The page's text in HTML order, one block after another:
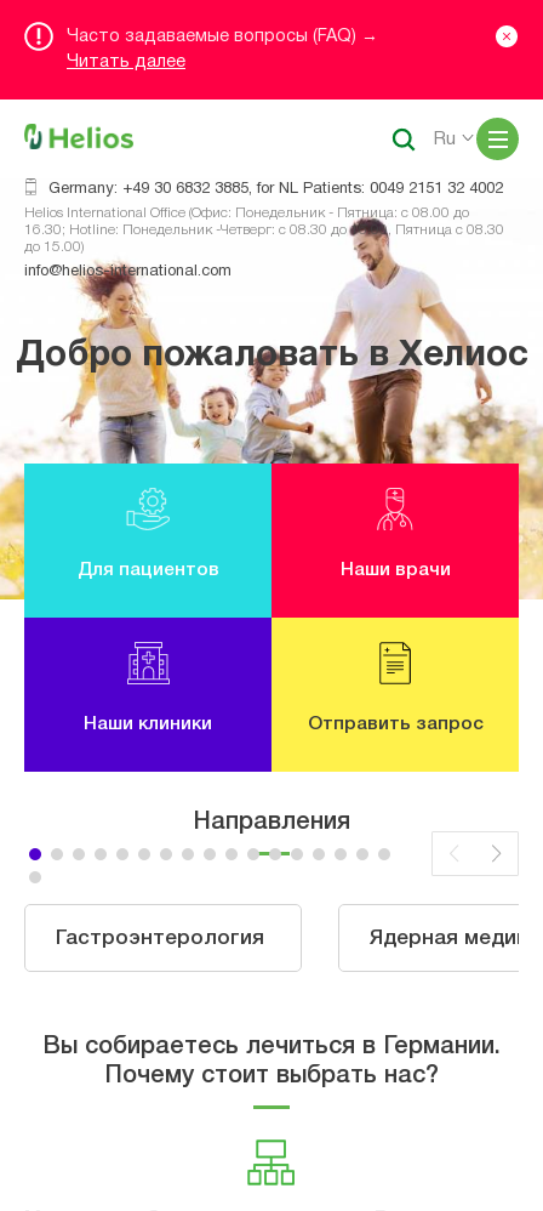
Часто задаваемые вопросы (FAQ) →
Читать далее
Germany: +49 30 6832 3885, for NL Patients: 0049 2151 32 4002
Helios International Office (Офис: Понедельник - Пятница: с 08.00 до
16.30; Hotline: Понедельник -Четверг: с 08.30 до 16.00, Пятница с 08.30
до 15.00)
info@helios-international.com
Ru
Добро пожаловать в Хелиос
Для пациентов Наши врачи
Наши клиники Отправить запрос
Направления
Гастроэнтерология Ядерная
Вы собираетесь лечиться в Германии.
Почему стоит выбрать нас?